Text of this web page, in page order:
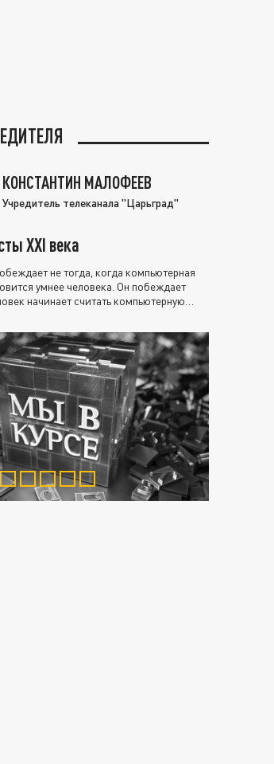
КОНСТАНТИН МАЛОФЕЕВ
Учредитель телеканала "Царьград"
XXI века
не тогда, когда компьютерная
умнее человека. Он побеждает
начинает считать компьютерную